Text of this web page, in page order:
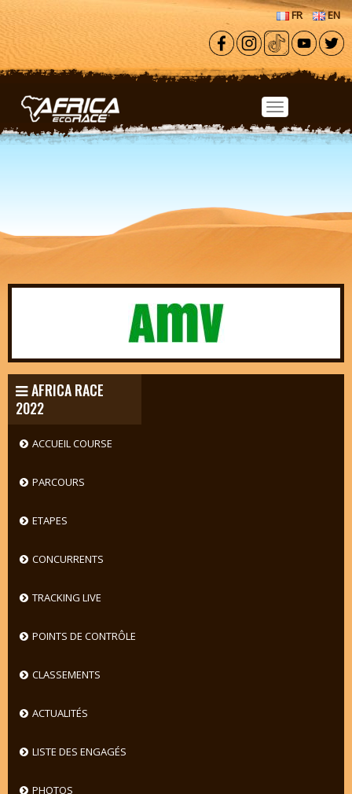
Aller au contenu principal
FR EN
AFRICA RACE
2022
ACCUEIL COURSE
PARCOURS
ETAPES
CONCURRENTS
TRACKING LIVE
POINTS DE CONTRÔLE
CLASSEMENTS
ACTUALITÉS
LISTE DES ENGAGÉS
PHOTOS